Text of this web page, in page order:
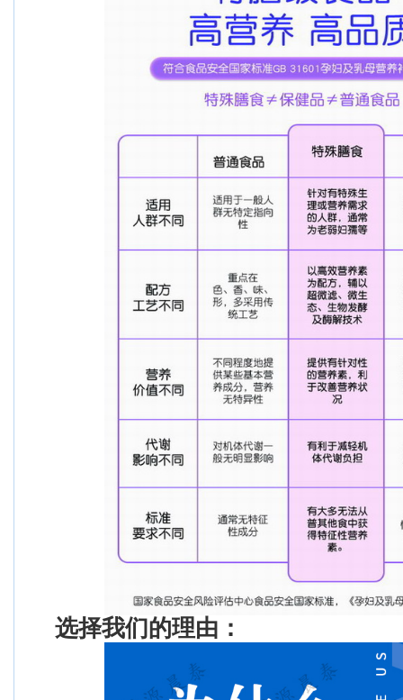
选择我们的理由：